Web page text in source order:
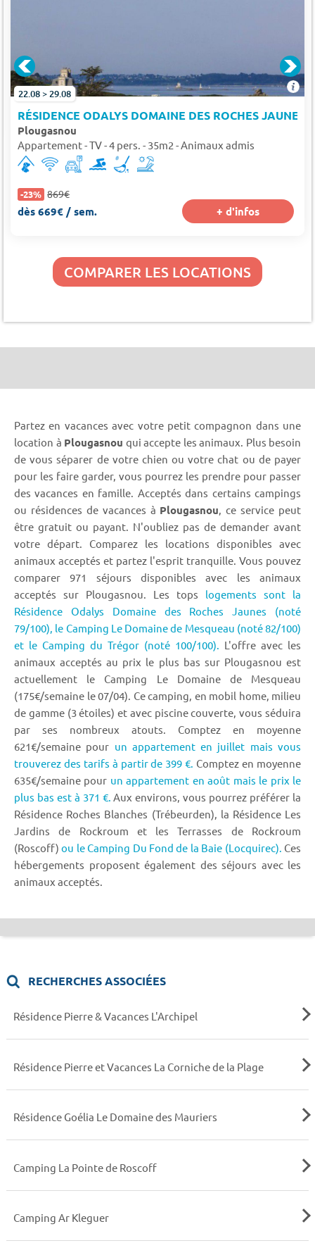
22.08 > 29.08
RÉSIDENCE ODALYS DOMAINE DES ROCHES JAUNES
Plougasnou
Appartement - TV - 4 pers. - 35m2 - Animaux admis
-23% 869€
dès 669€ / sem. + d'infos
COMPARER LES LOCATIONS
Partez en vacances avec votre petit compagnon dans une
location à Plougasnou qui accepte les animaux. Plus besoin
de vous séparer de votre chien ou votre chat ou de payer
pour les faire garder, vous pourrez les prendre pour passer
des vacances en famille. Acceptés dans certains campings
ou résidences de vacances à Plougasnou, ce service peut
être gratuit ou payant. N'oubliez pas de demander avant
votre départ. Comparez les locations disponibles avec
animaux acceptés et partez l'esprit tranquille. Vous pouvez
comparer 971 séjours disponibles avec les animaux
acceptés sur Plougasnou. Les tops logements sont la
Résidence Odalys Domaine des Roches Jaunes (noté
79/100), le Camping Le Domaine de Mesqueau (noté 82/100)
et le Camping du Trégor (noté 100/100). L'offre avec les
animaux acceptés au prix le plus bas sur Plougasnou est
actuellement le Camping Le Domaine de Mesqueau
(175€/semaine le 07/04). Ce camping, en mobil home, milieu
de gamme (3 étoiles) et avec piscine couverte, vous séduira
par ses nombreux atouts. Comptez en moyenne
621€/semaine pour un appartement en juillet mais vous
trouverez des tarifs à partir de 399 €. Comptez en moyenne
635€/semaine pour un appartement en août mais le prix le
plus bas est à 371 €. Aux environs, vous pourrez préférer la
Résidence Roches Blanches (Trébeurden), la Résidence Les
Jardins de Rockroum et les Terrasses de Rockroum
(Roscoff)ou le Camping Du Fond de la Baie (Locquirec). Ces
hébergements proposent également des séjours avec les
animaux acceptés.
RECHERCHES ASSOCIÉES
Résidence Pierre & Vacances L'Archipel
Résidence Pierre et Vacances La Corniche de la Plage
Résidence Goélia Le Domaine des Mauriers
Camping La Pointe de Roscoff
Camping Ar Kleguer